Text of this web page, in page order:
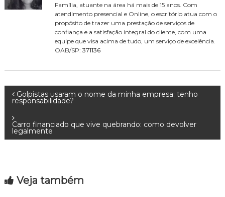
Família, atuante na área há mais de 15 anos. Com
atendimento presencial e Online, o escritório atua com o
propósito de trazer uma prestação de serviços de
confiança e a satisfação integral do cliente, com uma
equipe que visa acima de tudo, um serviço de excelência.
OAB/SP: 371136
N
a
v
g
Golpistas usaram o nome da minha empresa: tenho
responsabilidade?
Carro financiado que vive quebrando: como devolver
legalmente
Veja também